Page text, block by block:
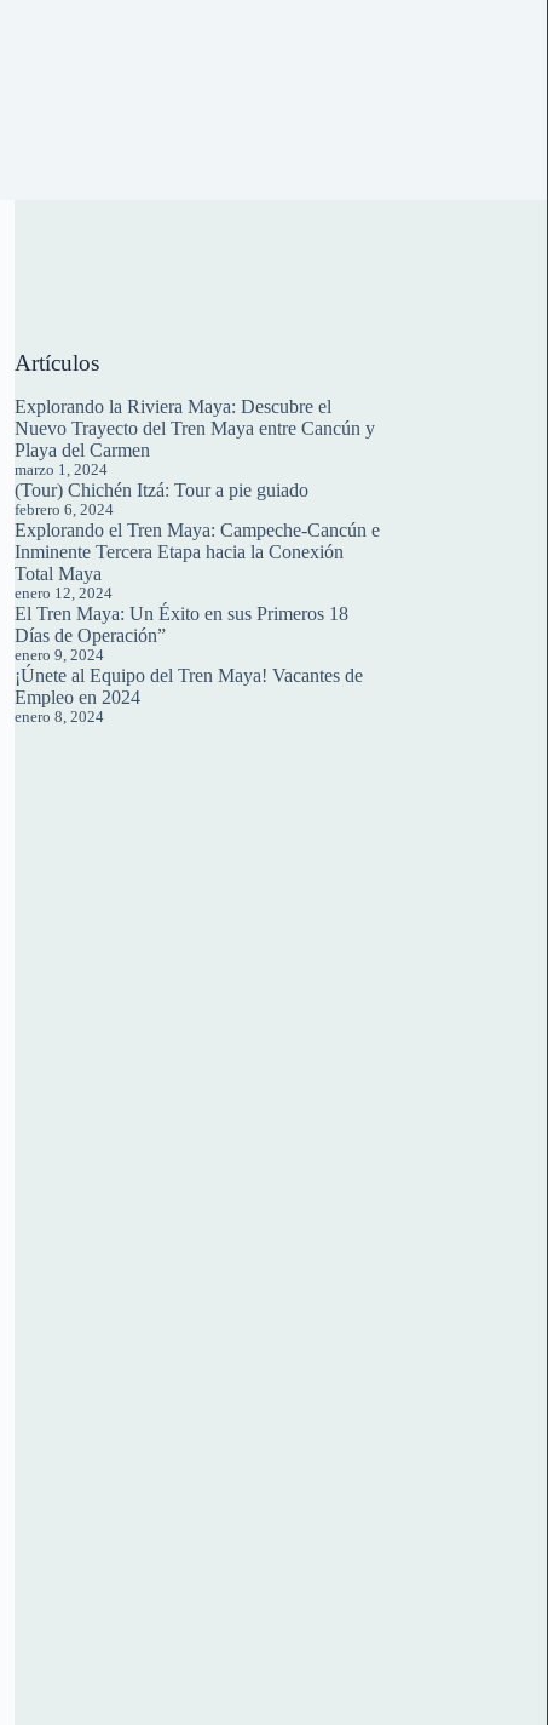
Artículos
Explorando la Riviera Maya: Descubre el
Nuevo Trayecto del Tren Maya entre Cancún y
Playa del Carmen
marzo 1, 2024
(Tour) Chichén Itzá: Tour a pie guiado
febrero 6, 2024
Explorando el Tren Maya: Campeche-Cancún e
Inminente Tercera Etapa hacia la Conexión
Total Maya
enero 12, 2024
El Tren Maya: Un Éxito en sus Primeros 18
Días de Operación”
enero 9, 2024
¡Únete al Equipo del Tren Maya! Vacantes de
Empleo en 2024
enero 8, 2024